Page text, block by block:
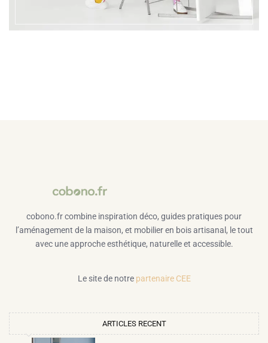
cobono.fr combine inspiration déco, guides pratiques pour
l’aménagement de la maison, et mobilier en bois artisanal, le tout
avec une approche esthétique, naturelle et accessible.
Le site de notre partenaire CEE
ARTICLES RECENT